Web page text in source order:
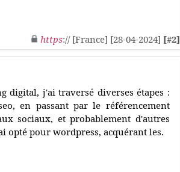
https:// [France] [28-04-2024] [#2]
digital, j'ai traversé diverses étapes :
en passant par le référencement
sociaux, et probablement d'autres
opté pour wordpress, acquérant les.